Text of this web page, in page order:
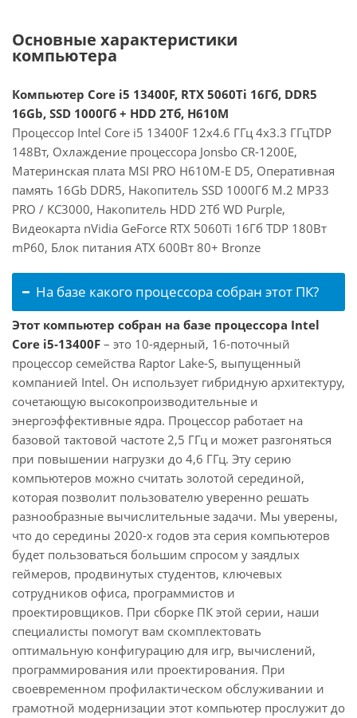
Основные характеристики
компьютера
Компьютер Core i5 13400F, RTX 5060Ti 16Гб, DDR5
16Gb, SSD 1000Гб + HDD 2Тб, H610M
Процессор Intel Core i5 13400F 12x4.6 ГГц 4x3.3 ГГцTDP
148Вт, Охлаждение процессора Jonsbo CR-1200E,
Материнская плата MSI PRO H610M-E D5, Оперативная
память 16Gb DDR5, Накопитель SSD 1000Гб M.2 MP33
PRO / KC3000, Накопитель HDD 2Тб WD Purple,
Видеокарта nVidia GeForce RTX 5060Ti 16Гб TDP 180Вт
mP60, Блок питания ATX 600Вт 80+ Bronze
На базе какого процессора собран этот ПК?
Этот компьютер собран на базе процессора Intel
Core i5-13400F – это 10-ядерный, 16-поточный
процессор семейства Raptor Lake-S, выпущенный
компанией Intel. Он использует гибридную архитектуру,
сочетающую высокопроизводительные и
энергоэффективные ядра. Процессор работает на
базовой тактовой частоте 2,5 ГГц и может разгоняться
при повышении нагрузки до 4,6 ГГц. Эту серию
компьютеров можно считать золотой серединой,
которая позволит пользователю уверенно решать
разнообразные вычислительные задачи. Мы уверены,
что до середины 2020-х годов эта серия компьютеров
будет пользоваться большим спросом у заядлых
геймеров, продвинутых студентов, ключевых
сотрудников офиса, программистов и
проектировщиков. При сборке ПК этой серии, наши
специалисты помогут вам скомплектовать
оптимальную конфигурацию для игр, вычислений,
программирования или проектирования. При
своевременном профилактическом обслуживании и
грамотной модернизации этот компьютер прослужит до